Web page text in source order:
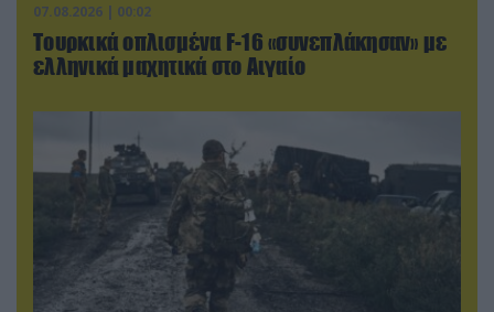
07.08.2026 | 00:02
Τουρκικά οπλισμένα F-16 «συνεπλάκησαν» με
ελληνικά μαχητικά στο Αιγαίο